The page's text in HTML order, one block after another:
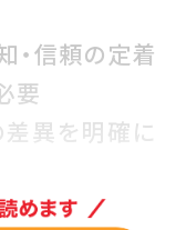
・信頼の定着
要
異を明確に
任商品のた